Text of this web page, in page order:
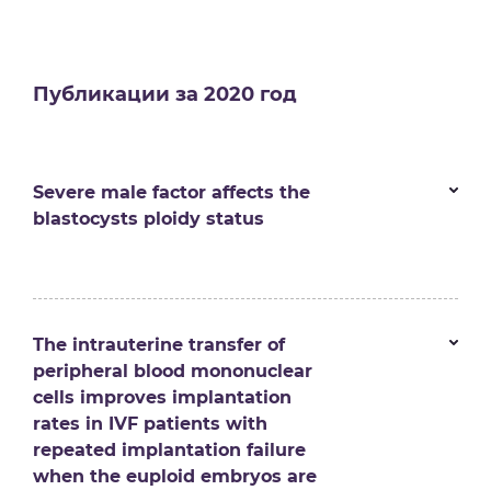
Публикации за 2020 год
Severe male factor affects the
blastocysts ploidy status
The intrauterine transfer of
peripheral blood mononuclear
cells improves implantation
rates in IVF patients with
repeated implantation failure
when the euploid embryos are